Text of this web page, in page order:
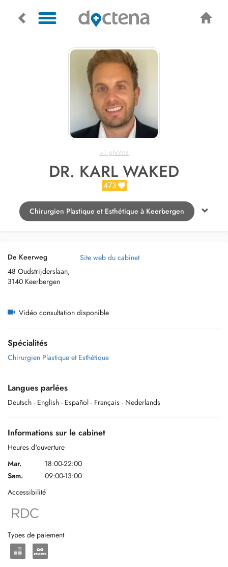
+1 photos
DR. KARL WAKED
473
Chirurgien Plastique et Esthétique à Keerbergen
De Keerweg
48 Oudstrijderslaan,
3140 Keerbergen
Site web du cabinet
Vidéo consultation disponible
Spécialités
Chirurgien Plastique et Esthétique
Langues parlées
Deutsch - English - Español - Français - Nederlands
Informations sur le cabinet
Heures d'ouverture
Mar.
18:00-22:00
Sam.
09:00-13:00
Accessibilité
Types de paiement